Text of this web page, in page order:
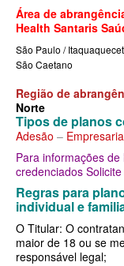
MEDICAL HEALTH
NEXT SEISA
NOTREDAME
OMINT PLANO DE
ONE HEALTH
PORTO SEGURO
SAMED PLANO DE
Área de
Health Santaris
São Paulo /
São Caetano
Região de
Norte
Tipos de planos
Adesão –
Para informações
credenciados
Regras para
individual e
O Titular: O
maior de 18 ou se
responsável legal;